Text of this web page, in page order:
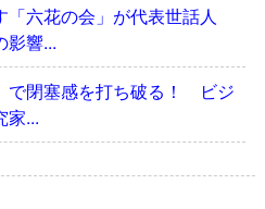
「六花の会」が代表世話人
響...
で閉塞感を打ち破る！ ビジ
家...